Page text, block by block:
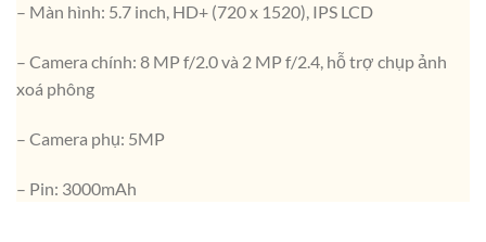
– Màn hình: 5.7 inch, HD+ (720 x 1520), IPS LCD
– Camera chính: 8 MP f/2.0 và 2 MP f/2.4, hỗ trợ chụp ảnh
xoá phông
– Camera phụ: 5MP
– Pin: 3000mAh